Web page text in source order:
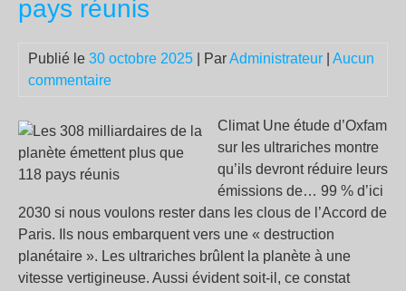
pays réunis
Publié le 30 octobre 2025 | ParAdministrateur
Aucun
commentaire
Climat Une étude d’Oxfam
sur les ultrariches montre
qu’ils devront réduire leurs
émissions de… 99 % d’ici
2030 si nous voulons rester dans les clous de l’Accord de
Paris. Ils nous embarquent vers une « destruction
planétaire ». Les ultrariches brûlent la planète à une
vitesse vertigineuse. Aussi évident soit-il, ce constat